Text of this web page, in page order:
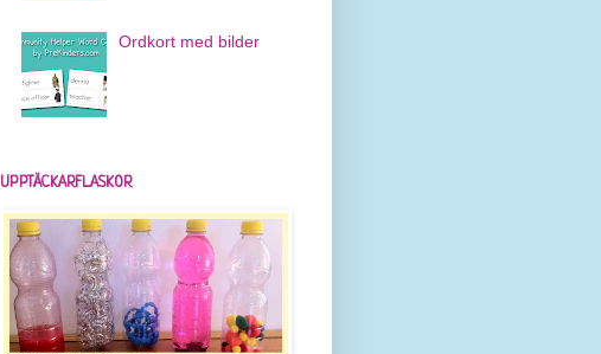
Ordkort med bilder
UPPTÄCKARFLASKOR